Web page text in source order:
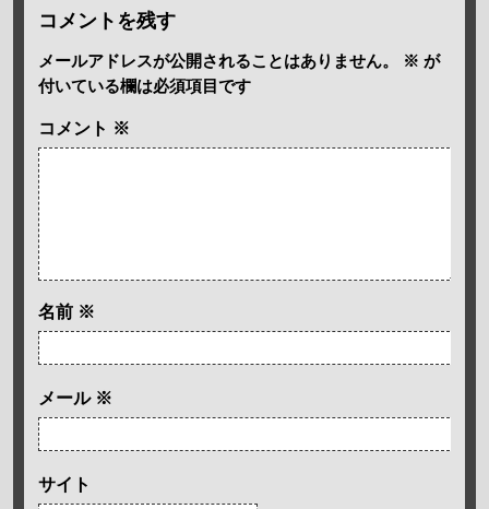
コメントを残す
メールアドレスが公開されることはありません。 ※ が
付いている欄は必須項目です
コメント ※
名前 ※
メール ※
サイト